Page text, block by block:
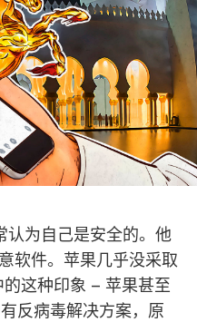
认为自己是安全的。他
软件。苹果几乎没采取
这种印象 – 苹果甚至
反病毒解决方案，原